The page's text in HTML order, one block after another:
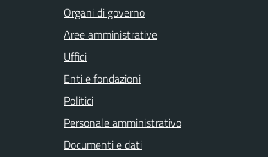
Organi di governo
Aree amministrative
Uffici
Enti e fondazioni
Politici
Personale amministrativo
Documenti e dati